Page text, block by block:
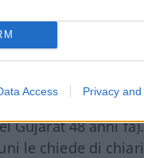
Access Privacy
è socialista, non
minoranza
Ethnic) per
nel dibattito
Gujarat 48 anni
le chiede di